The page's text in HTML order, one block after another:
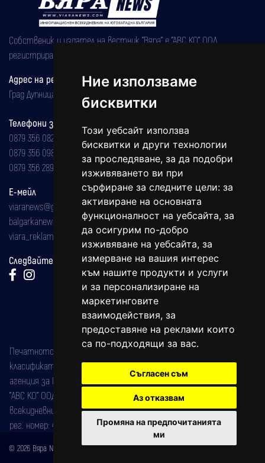
Ние използваме
бисквитки
Този уебсайт използва
бисквитки и други технологии
за проследяване, за да подобри
изживяването ви при
сърфиране за следните цели: за
активиране на основната
функционалност на уебсайта, за
да осигурим по-добро
изживяване на уебсайта, за
измерване на вашия интерес
към нашите продукти и услуги
и за персонализиране на
маркетинговите
взаимодействия, за
предоставяне на реклами които
са по-подходящи за вас.
Съгласен съм
Аз отказвам
Промяна на предпочитанията
ми
Собственик и издател на вестник "Вяра" е "АВС КО" ООД,
регистрирана на 08.05.2002 година.
Адрес на редакцията
Град Дупница, ул.''Христо Ботев" 43
Телефони за реклама и абонаменти
0879 356 082
0879 356 098
0879 356 289
Е-мейл
viaranews@gmail.com
balgarkanews@gmail.com
viara_reklama@mail.bg
Следвайте ни:
Печатното издание на вестника е регистрирано в националния
класификатор на печатните издания (Българска национална
агенция за ISSN) под номер: ISSN 1312-4722.
"АВС КО" ООД е притежател на марката: Вяра информационен
всекидневник на югозападна България, със свидетелство за марка
рег. номер: 47857/11.05.2004 година.
© 2026 Вяра News Всички права запазени!